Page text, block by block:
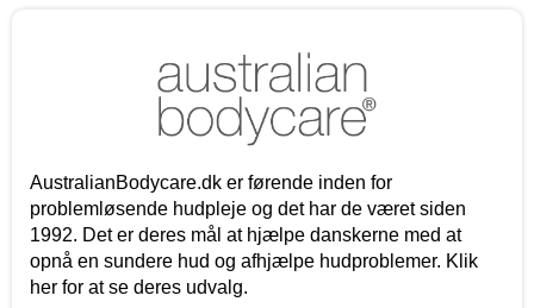
AustralianBodycare.dk er førende inden for
problemløsende hudpleje og det har de været siden
1992. Det er deres mål at hjælpe danskerne med at
opnå en sundere hud og afhjælpe hudproblemer. Klik
her for at se deres udvalg.